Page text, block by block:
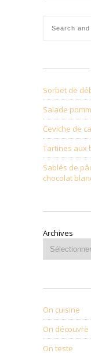
Sorbet de
Salade
Ceviche de
Tartines aux
Sablés de
chocolat
Archives
On cuisine
On découvre
On teste